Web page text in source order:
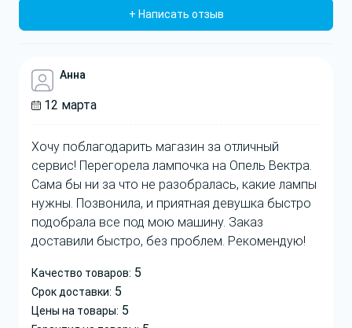
+ Написать отзыв
Анна
12 марта
Хочу поблагодарить магазин за отличный
сервис! Перегорела лампочка на Опель Вектра.
Сама бы ни за что не разобралась, какие лампы
нужны. Позвонила, и приятная девушка быстро
подобрала все под мою машину. Заказ
доставили быстро, без проблем. Рекомендую!
Качество товаров: 5
Срок доставки: 5
Цены на товары: 5